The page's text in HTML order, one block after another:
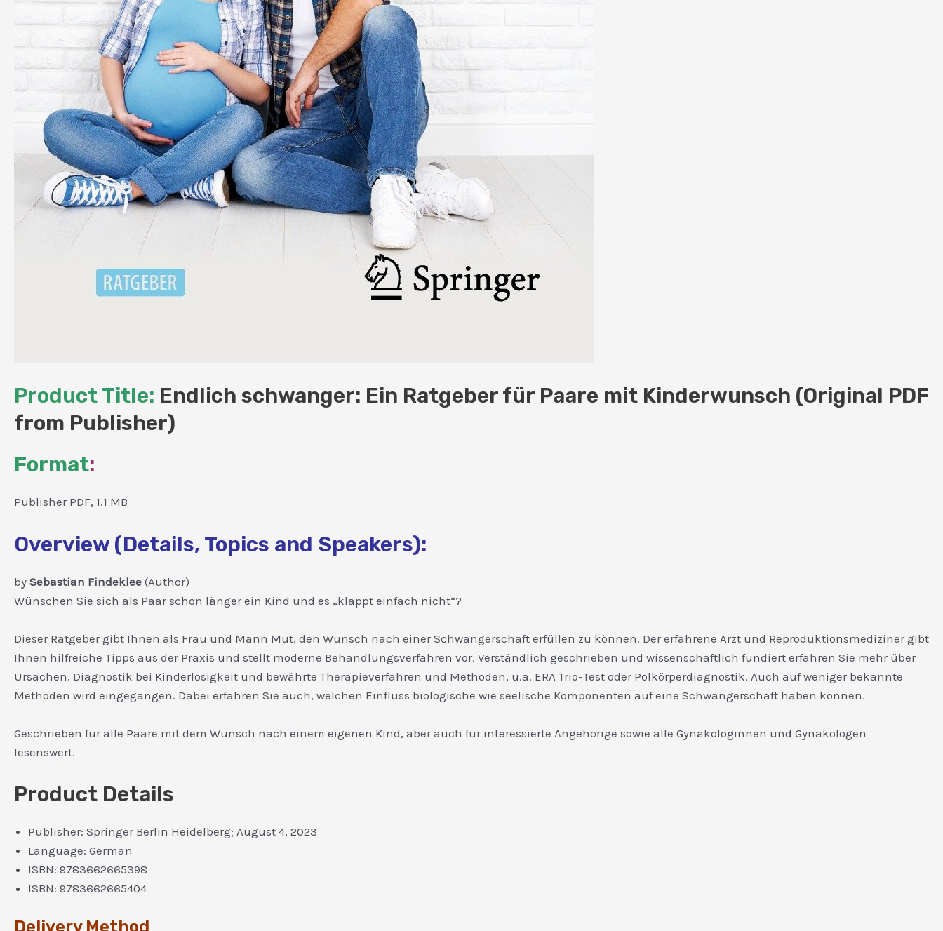
Product Title: Endlich schwanger: Ein Ratgeber für Paare mit Kinderwunsch (Original PDF
from Publisher)
Format:
Publisher PDF, 1.1 MB
Overview (Details, Topics and Speakers):
by Sebastian Findeklee (Author)
Wünschen Sie sich als Paar schon länger ein Kind und es „klappt einfach nicht“?
Dieser Ratgeber gibt Ihnen als Frau und Mann Mut, den Wunsch nach einer Schwangerschaft erfüllen zu können. Der erfahrene Arzt und Reproduktionsmediziner gibt
Ihnen hilfreiche Tipps aus der Praxis und stellt moderne Behandlungsverfahren vor. Verständlich geschrieben und wissenschaftlich fundiert erfahren Sie mehr über
Ursachen, Diagnostik bei Kinderlosigkeit und bewährte Therapieverfahren und Methoden, u.a. ERA Trio-Test oder Polkörperdiagnostik. Auch auf weniger bekannte
Methoden wird eingegangen. Dabei erfahren Sie auch, welchen Einfluss biologische wie seelische Komponenten auf eine Schwangerschaft haben können.
Geschrieben für alle Paare mit dem Wunsch nach einem eigenen Kind, aber auch für interessierte Angehörige sowie alle Gynäkologinnen und Gynäkologen
lesenswert.
Product Details
Publisher: Springer Berlin Heidelberg; August 4, 2023
Language: German
ISBN: 9783662665398
ISBN: 9783662665404
Delivery Method